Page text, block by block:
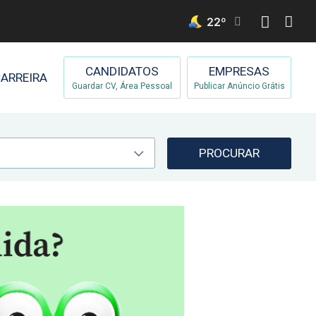
22º
CANDIDATOS
Guardar CV, Área Pessoal
EMPRESAS
Publicar Anúncio Grátis
PROCURAR